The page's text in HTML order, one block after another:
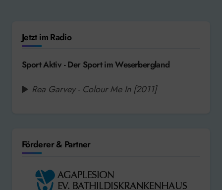
Jetzt im Radio
Sport Aktiv - Der Sport im Weserbergland
Rea Garvey - Colour Me In [2011]
Förderer & Partner